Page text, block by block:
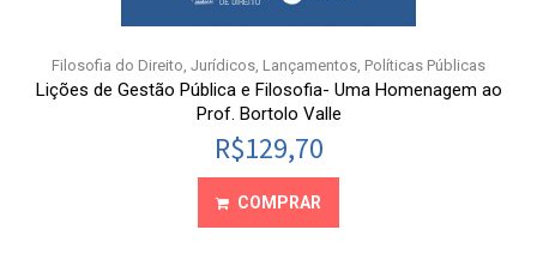
Filosofia do Direito, Jurídicos, Lançamentos, Políticas Públicas
Lições de Gestão Pública e Filosofia- Uma Homenagem ao
Prof. Bortolo Valle
R$129,70
COMPRAR